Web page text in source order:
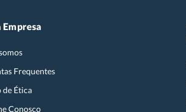
Empresa
Frequentes
de Ética
Conosco